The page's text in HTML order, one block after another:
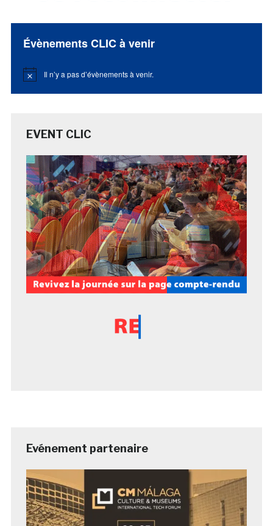
Évènements CLIC à venir
Notice Il n’y a pas d’évènements à venir.
EVENT CLIC
Evénement partenaire